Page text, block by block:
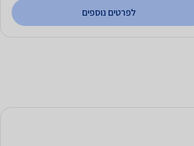
לפרטים נוספים